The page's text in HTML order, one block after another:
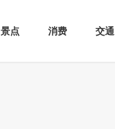
景点 消费 交通